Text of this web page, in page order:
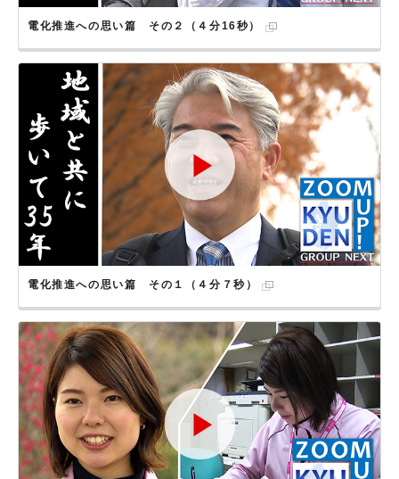
電化推進への思い篇 その２（４分16秒）
電化推進への思い篇 その１（４分７秒）